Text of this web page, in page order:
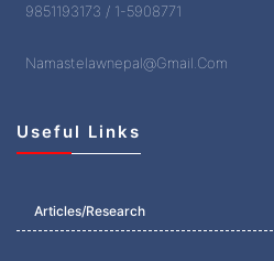
9851193173 / 1-5908771
Namastelawnepal@Gmail.Com
Useful Links
Articles/Research